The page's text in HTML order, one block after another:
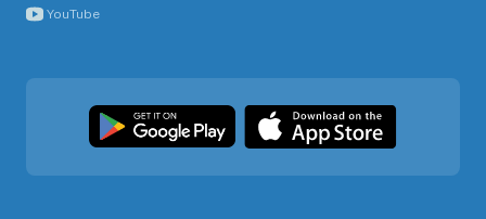
YouTube